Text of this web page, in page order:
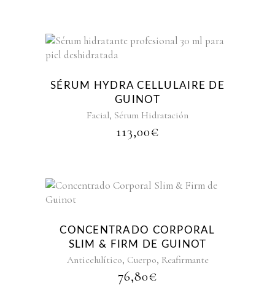
SÉRUM HYDRA CELLULAIRE DE
GUINOT
Facial, Sérum Hidratación
113,00€
CONCENTRADO CORPORAL
SLIM & FIRM DE GUINOT
Anticelulítico, Cuerpo, Reafirmante
76,80€